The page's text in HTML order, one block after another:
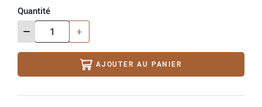
Quantité
- +
AJOUTER AU PANIER